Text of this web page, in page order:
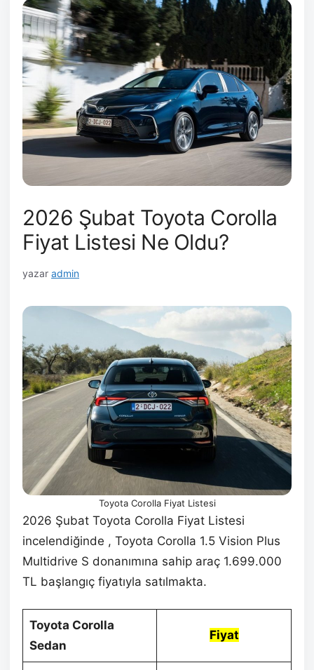
2026 Şubat Toyota Corolla
Fiyat Listesi Ne Oldu?
yazar admin
Toyota Corolla Fiyat Listesi
2026 Şubat Toyota Corolla Fiyat Listesi
incelendiğinde , Toyota Corolla 1.5 Vision Plus
Multidrive S donanımına sahip araç 1.699.000
TL başlangıç fiyatıyla satılmakta.
Toyota Corolla
Sedan
Fiyat